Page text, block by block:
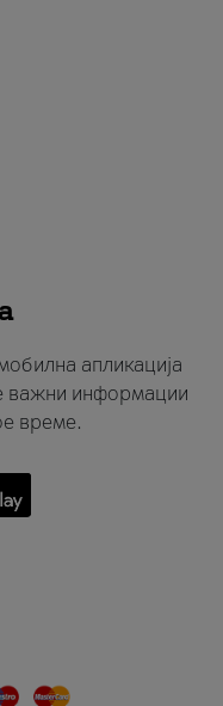
апликација
важни информации
време.